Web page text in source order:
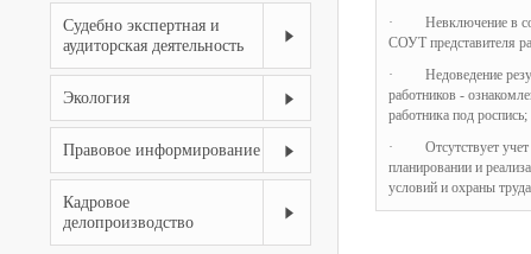
Судебно экспертная и
аудиторская деятельность
Экология
Правовое информирование
Кадровое
делопроизводство
· Невключение в
СОУТ представителя
· Недоведение
работников -
работника под роспись;
· Отсутствует учет
планировании и
условий и охраны